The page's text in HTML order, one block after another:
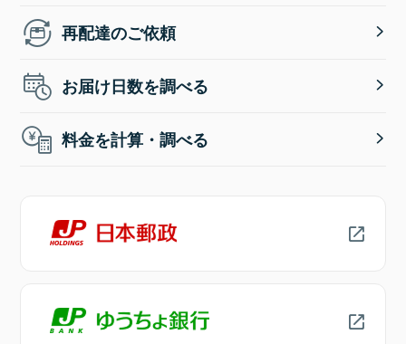
再配達のご依頼
お届け日数を調べる
料金を計算・調べる